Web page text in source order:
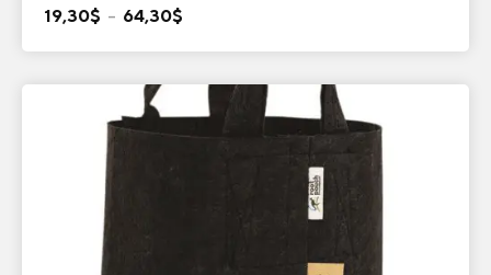
19,30$ – 64,30$
19,30$
à